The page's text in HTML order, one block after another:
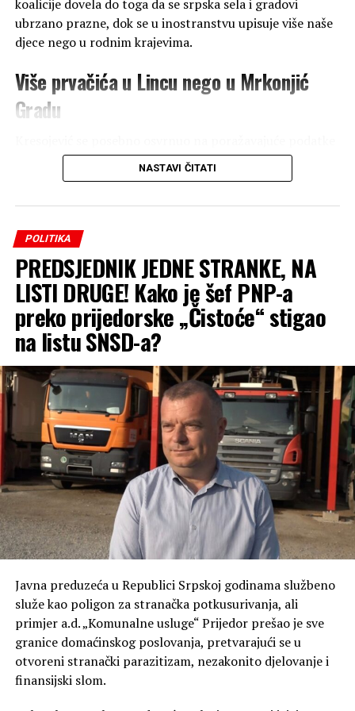
koalicije dovela do toga da se srpska sela i gradovi
ubrzano prazne, dok se u inostranstvu upisuje više naše
djece nego u rodnim krajevima.
Više prvačića u Lincu nego u Mrkonjić
Gradu
o broju upisane djece u osnovne škole, navodeći primjer
Mrkonjić Grada kao alarmantan signal za čitavu
„Srpski narod je preživio
‘Oluju’, a da li će politiku
SNSD-a? Narod kaže da se
više prvačića iz Mrkonjić
Grada upisalo u školu u
Lincu nego u samom
Mrkonjić Gradu.
Demografska politika
SNSD-a, koja je dovela do
svega 100 prvačića u
Mrkonjić Gradu,
jednostavno nema nikakvu
perspektivu“, istakao je
Kresojević.
Borci sačuvali Srpsku, a vlast je prazni
Prema riječima narodnog poslanika, neshvatljivo je da
vlast troši budžetski novac na razne druge prioritete,
NASTAVI ČITATI
POLITIKA
PREDSJEDNIK JEDNE STRANKE, NA
LISTI DRUGE! Kako je šef PNP-a
preko prijedorske „Čistoće“ stigao
na listu SNSD-a?
Javna preduzeća u Republici Srpskoj godinama službeno
služe kao poligon za stranačka potkusurivanja, ali
primjer a.d. „Komunalne usluge“ Prijedor prešao je sve
granice domaćinskog poslovanja, pretvarajući se u
otvoreni stranački parazitizam, nezakonito djelovanje i
finansijski slom.